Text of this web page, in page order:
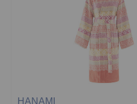
HANAMI